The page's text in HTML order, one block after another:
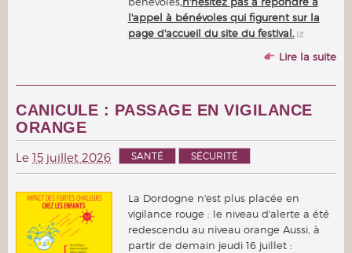
l'appel à bénévoles qui figurent sur la
page d'accueil du site du festival.
Lire la suite
CANICULE : PASSAGE EN VIGILANCE
ORANGE
Le 15 juillet 2026 SANTÉ SÉCURITÉ
La Dordogne n'est plus placée en
vigilance rouge : le niveau d'alerte a été
redescendu au niveau orange Aussi, à
partir de demain jeudi 16 juillet :